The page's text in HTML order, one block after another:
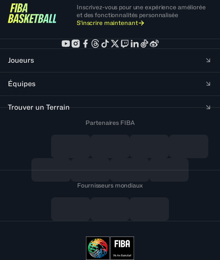
Inscrivez-vous pour une expérience améliorée
et des fonctionnalités personnalisée
S'inscrire maintenant
Joueurs
Équipes
Trouver un Terrain
Partenaires FIBA
Fournisseurs mondiaux